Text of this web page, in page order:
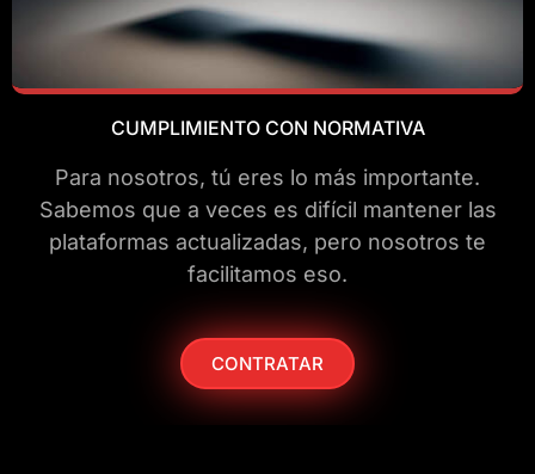
CUMPLIMIENTO CON NORMATIVA
Para nosotros, tú eres lo más importante.
Sabemos que a veces es difícil mantener las
plataformas actualizadas, pero nosotros te
facilitamos eso.
CONTRATAR